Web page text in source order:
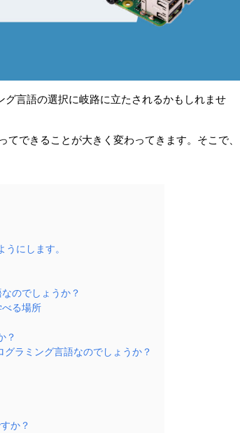
言語の選択に岐路に立たされるかもしれませ
できることが大きく変わってきます。そこで、
にします。
のでしょうか？
る場所
？
ラミング言語なのでしょうか？
か？